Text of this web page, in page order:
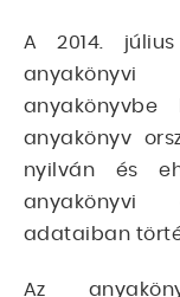
A 2014.
anyakönyvi
anyakönyvbe
anyakönyv
nyilván és
anyakönyvi
adataiban
Az